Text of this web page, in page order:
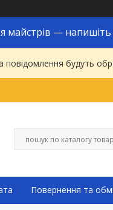
майстрів —
повідомлення будуть
Повернення та